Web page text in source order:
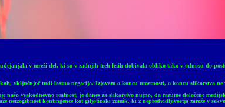
v mreži del, ki so v zadnjih treh letih dobivala obliko tako v odnosu do
vključujoč tudi lastno negacijo. Izjavam o koncu umetnosti, o koncu slikarstva
našo vsakodnevno realnost, je danes za slikarstvo nujno, da razume določene
neizogibnost kontingencekot giljotinski zamik, ki z nepredvidljivostjo zareže v